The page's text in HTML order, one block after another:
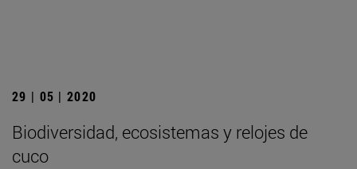
29 | 05 | 2020
Biodiversidad, ecosistemas y relojes de
cuco